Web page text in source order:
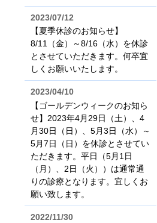
2023/07/12
【夏季休診のお知らせ】
8/11（金）～8/16（水）を休診
とさせていただきます。何卒宜
しくお願いいたします。
2023/04/10
【ゴールデンウィークのお知ら
せ】2023年4月29日（土）、4
月30日（日）、5月3日（水）～
5月7日（日）を休診とさせてい
ただきます。平日（5月1日
（月）、2日（火））は通常通
りの診療となります。宜しくお
願い致します。
2022/11/30